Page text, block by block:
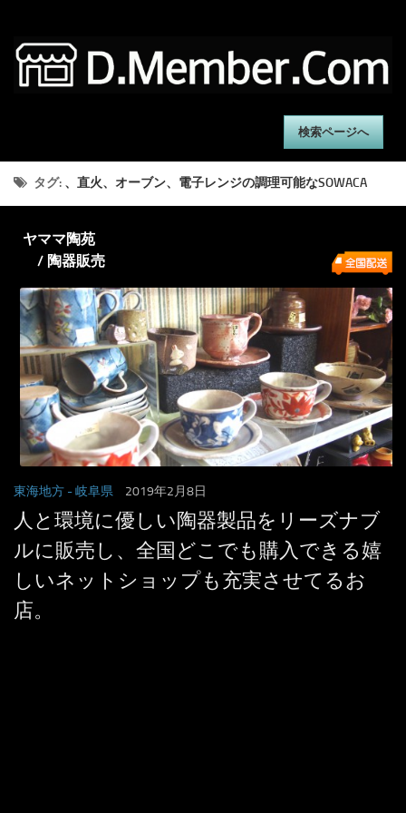
検索ページへ
タグ: 、直火、オーブン、電子レンジの調理可能なSOWACA
ヤママ陶苑
/ 陶器販売
東海地方 - 岐阜県 2019年2月8日
人と環境に優しい陶器製品をリーズナブ
ルに販売し、全国どこでも購入できる嬉
しいネットショップも充実させてるお
店。